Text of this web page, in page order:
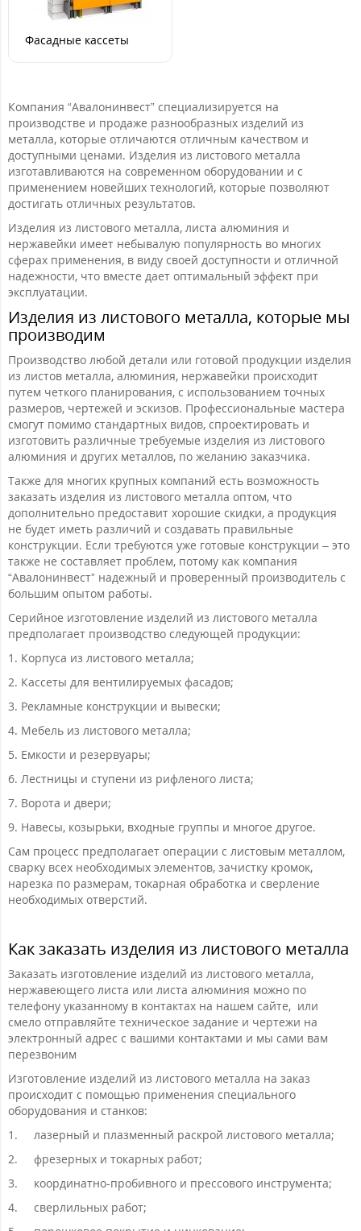
Фасадные кассеты
Компания “Авалонинвест” специализируется на
производстве и продаже разнообразных изделий из
металла, которые отличаются отличным качеством и
доступными ценами. Изделия из листового металла
изготавливаются на современном оборудовании и с
применением новейших технологий, которые позволяют
достигать отличных результатов.
Изделия из листового металла, листа алюминия и
нержавейки имеет небывалую популярность во многих
сферах применения, в виду своей доступности и отличной
надежности, что вместе дает оптимальный эффект при
эксплуатации.
Изделия из листового металла, которые мы
производим
Производство любой детали или готовой продукции изделия
из листов металла, алюминия, нержавейки происходит
путем четкого планирования, с использованием точных
размеров, чертежей и эскизов. Профессиональные мастера
смогут помимо стандартных видов, спроектировать и
изготовить различные требуемые изделия из листового
алюминия и других металлов, по желанию заказчика.
Также для многих крупных компаний есть возможность
заказать изделия из листового металла оптом, что
дополнительно предоставит хорошие скидки, а продукция
не будет иметь различий и создавать правильные
конструкции. Если требуются уже готовые конструкции – это
также не составляет проблем, потому как компания
“Авалонинвест” надежный и проверенный производитель с
большим опытом работы.
Серийное изготовление изделий из листового металла
предполагает производство следующей продукции:
1. Корпуса из листового металла;
2. Кассеты для вентилируемых фасадов;
3. Рекламные конструкции и вывески;
4. Мебель из листового металла;
5. Емкости и резервуары;
6. Лестницы и ступени из рифленого листа;
7. Ворота и двери;
9. Навесы, козырьки, входные группы и многое другое.
Сам процесс предполагает операции с листовым металлом,
сварку всех необходимых элементов, зачистку кромок,
нарезка по размерам, токарная обработка и сверление
необходимых отверстий.
Как заказать изделия из листового металла
Заказать изготовление изделий из листового металла,
нержавеющего листа или листа алюминия можно по
телефону указанному в контактах на нашем сайте, или
смело отправляйте техническое задание и чертежи на
электронный адрес с вашими контактами и мы сами вам
перезвоним
Изготовление изделий из листового металла на заказ
происходит с помощью применения специального
оборудования и станков:
1.
лазерный и плазменный раскрой листового металла;
2.
фрезерных и токарных работ;
3.
координатно-пробивного и прессового инструмента;
4.
сверлильных работ;